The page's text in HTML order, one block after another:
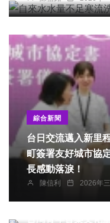
綜合新聞
台日交流邁入新里
町簽署友好城市協
長感動落淚！
陳信利 2026年
綜合新聞
打造東海岸音樂創